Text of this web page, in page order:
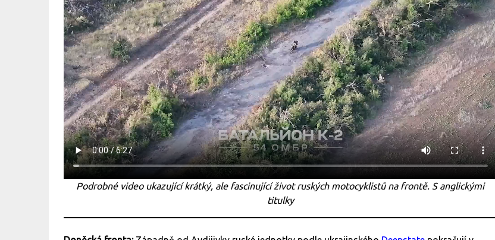
Podrobné video ukazující krátký, ale fascinující život ruských motocyklistů na frontě. S anglickými
titulky